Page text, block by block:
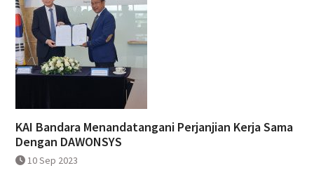
KAI Bandara Menandatangani Perjanjian Kerja Sama
Dengan DAWONSYS
10 Sep 2023